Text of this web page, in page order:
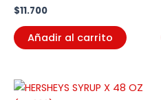
$11.700
Añadir al carrito